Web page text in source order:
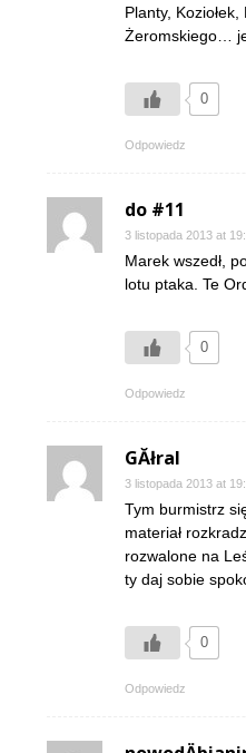
Planty,
Żeromskiego…
0
Odpowiedz
do #11
3 listopada 2013 at
Marek wszedł,
lotu ptaka. Te
0
Odpowiedz
GĂłral
3 listopada 2013 at
Tym burmistrz
materiał
rozwalone na
ty daj sobie
0
Odpowiedz